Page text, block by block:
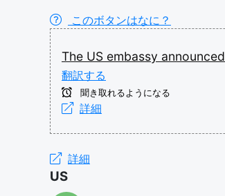
このボタンはなに？
The US embassy announced
翻訳する
聞き取れるようになる
詳細
詳細
US